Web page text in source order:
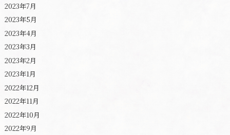
2023年7月
2023年5月
2023年4月
2023年3月
2023年2月
2023年1月
2022年12月
2022年11月
2022年10月
2022年9月